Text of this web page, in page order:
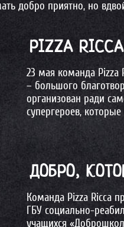
добро приятно, но
PIZZA
23 мая команда Pizza
– большого
организован ради
супергероев,
ДОБРО,
Команда Pizza Ricca
ГБУ социально-
учащихся